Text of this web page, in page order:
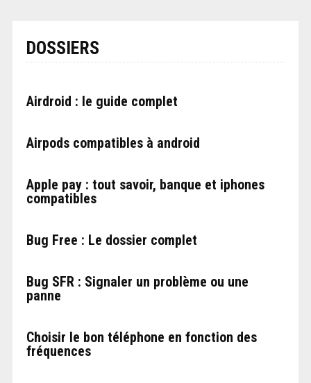
DOSSIERS
Airdroid : le guide complet
Airpods compatibles à android
Apple pay : tout savoir, banque et iphones
compatibles
Bug Free : Le dossier complet
Bug SFR : Signaler un problème ou une
panne
Choisir le bon téléphone en fonction des
fréquences